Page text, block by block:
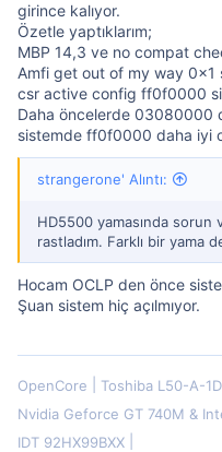
girince kalıyor.
Özetle yaptıklarım;
MBP 14,3 ve no compat
Amfi get out of my way
csr active config ff0f0000
Daha öncelerde 03080000
sistemde ff0f0000 daha iyi
strangerone' Alıntı:
HD5500 yamasında sorun
rastladım. Farklı bir yama
Hocam OCLP den önce
Şuan sistem hiç açılmıyor.
OpenCore Toshiba L50-A-
Nvidia Geforce GT 740M &
IDT 92HX99BXX